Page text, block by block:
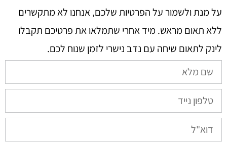
על מנת ולשמור על הפרטיות שלכם, אנחנו לא מתקשרים
ללא תאום מראש. מיד אחרי שתמלאו את פרטיכם תקבלו
לינק לתאום שיחה עם נדב נישרי לזמן שנוח לכם.​